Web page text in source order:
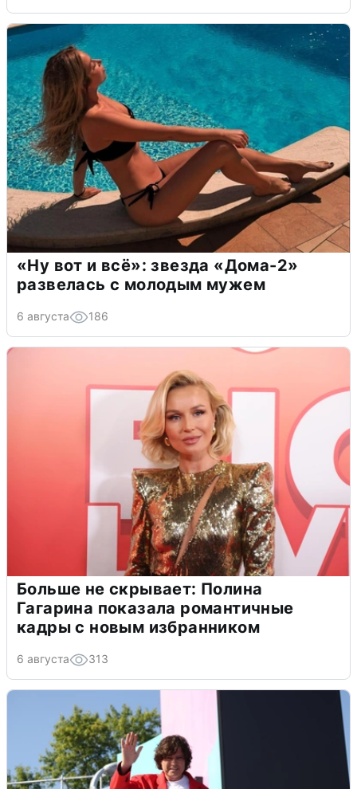
«Ну вот и всё»: звезда «Дома-2»
развелась с молодым мужем
6 августа 186
Больше не скрывает: Полина
Гагарина показала романтичные
кадры с новым избранником
6 августа 313